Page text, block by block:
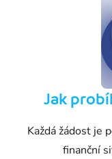
Jak
Každá žádost je
finanční